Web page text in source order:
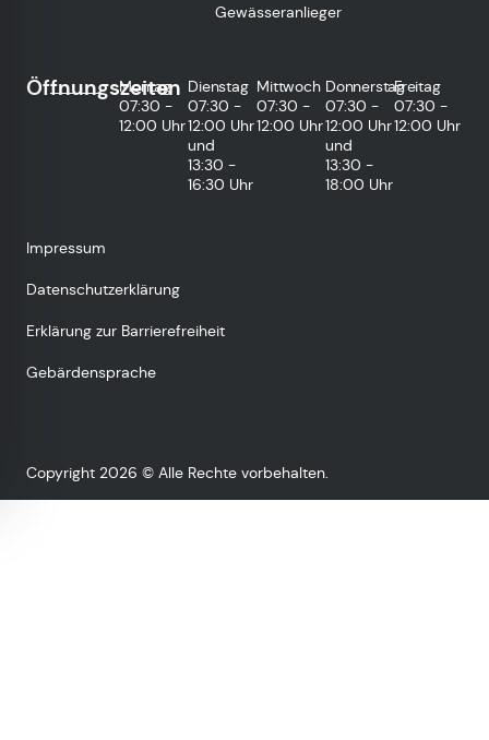
Gewässeranlieger
Öffnungszeiten
Montag
07:30 -
12:00 Uhr
Dienstag
07:30 -
12:00 Uhr
und
13:30 -
16:30 Uhr
Mittwoch
07:30 -
12:00 Uhr
Donnerstag
07:30 -
12:00 Uhr
und
13:30 -
18:00 Uhr
Freitag
07:30 -
12:00 Uhr
Impressum
Datenschutzerklärung
Erklärung zur Barrierefreiheit
Gebärdensprache
Copyright 2026 © Alle Rechte vorbehalten.